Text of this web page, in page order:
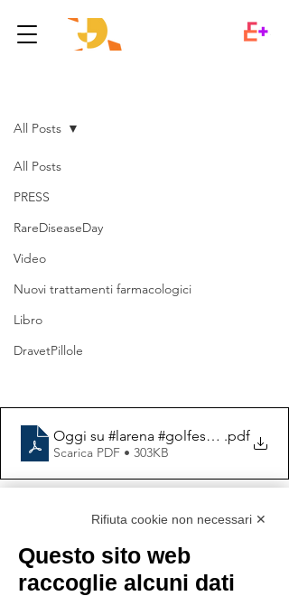
All Posts
PRESS
RareDiseaseDay
Video
Nuovi trattamenti farmacologici
Libro
DravetPillole
All Posts
Oggi su #larena #golfesolidarietà...
.pdf
Scarica PDF • 303KB
Rifiuta cookie non necessari ✕
Questo sito web
raccoglie alcuni dati